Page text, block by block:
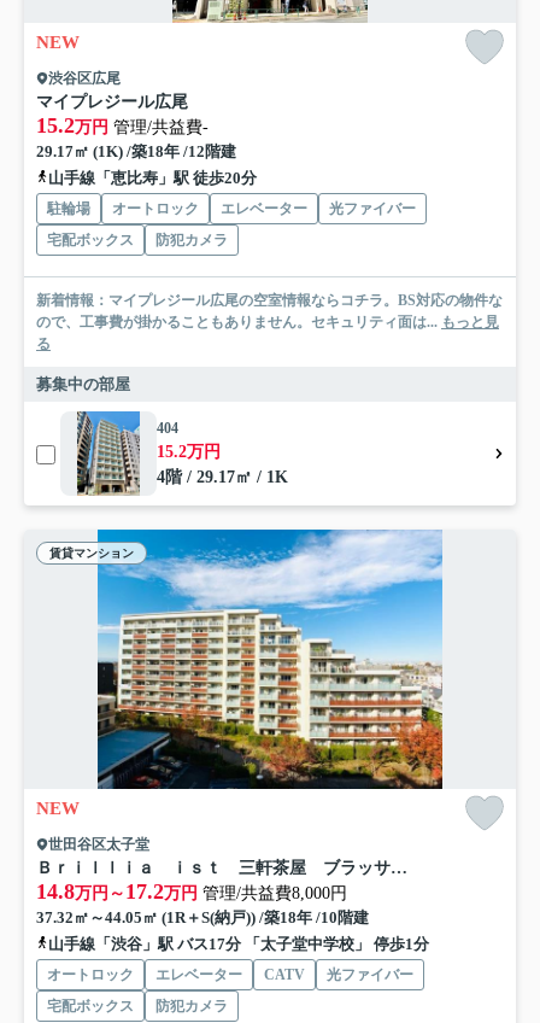
NEW
渋谷区広尾
マイプレジール広尾
15.2万円 管理/共益費-
29.17㎡ (1K) /築18年 /12階建
山手線「恵比寿」駅 徒歩20分
駐輪場 オートロック エレベーター
光ファイバー
宅配ボックス
防犯カメラ
新着情報：マイプレジール広尾の空室情報ならコチラ。BS対応の物件な
ので、工事費が掛かることもありません。セキュリティ面は... もっと見
る
募集中の部屋
404
15.2万円
4階 / 29.17㎡ / 1K
賃貸マンション
NEW
世田谷区太子堂
Ｂｒｉｌｌｉａ ｉｓｔ 三軒茶屋 ブラッサムテラス
14.8万円～ 17.2万円 管理/共益費8,000円
37.32㎡～44.05㎡ (1R＋S(納戸)) /築18年 /10階建
山手線「渋谷」駅 バス17分 「太子堂中学校」 停歩1分
オートロック エレベーター CATV
光ファイバー
宅配ボックス
防犯カメラ